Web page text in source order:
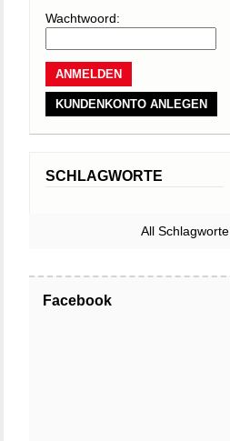
Wachtwoord:
KUNDENKONTO ANLEGEN
SCHLAGWORTE
All Schlagworte
Facebook